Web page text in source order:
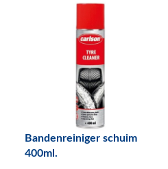
Bandenreiniger schuim
400ml.